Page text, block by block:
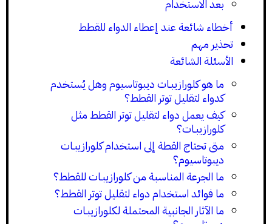
بعد الاستخدام
أخطاء شائعة عند إعطاء الدواء للقطط
تحذير مهم
الأسئلة الشائعة
ما هو كلورازيبـات ديبوتاسيوم وهل يُستخدم
كدواء لتقليل توتر القطط؟
كيف يعمل دواء لتقليل توتر القطط مثل
كلورازيبـات؟
متى تحتاج القطة إلى استخدام كلورازيبـات
ديبوتاسيوم؟
ما الجرعة المناسبة من كلورازيبـات للقطط؟
ما فوائد استخدام دواء لتقليل توتر القطط؟
ما الآثار الجانبية المحتملة لكلورازيبـات